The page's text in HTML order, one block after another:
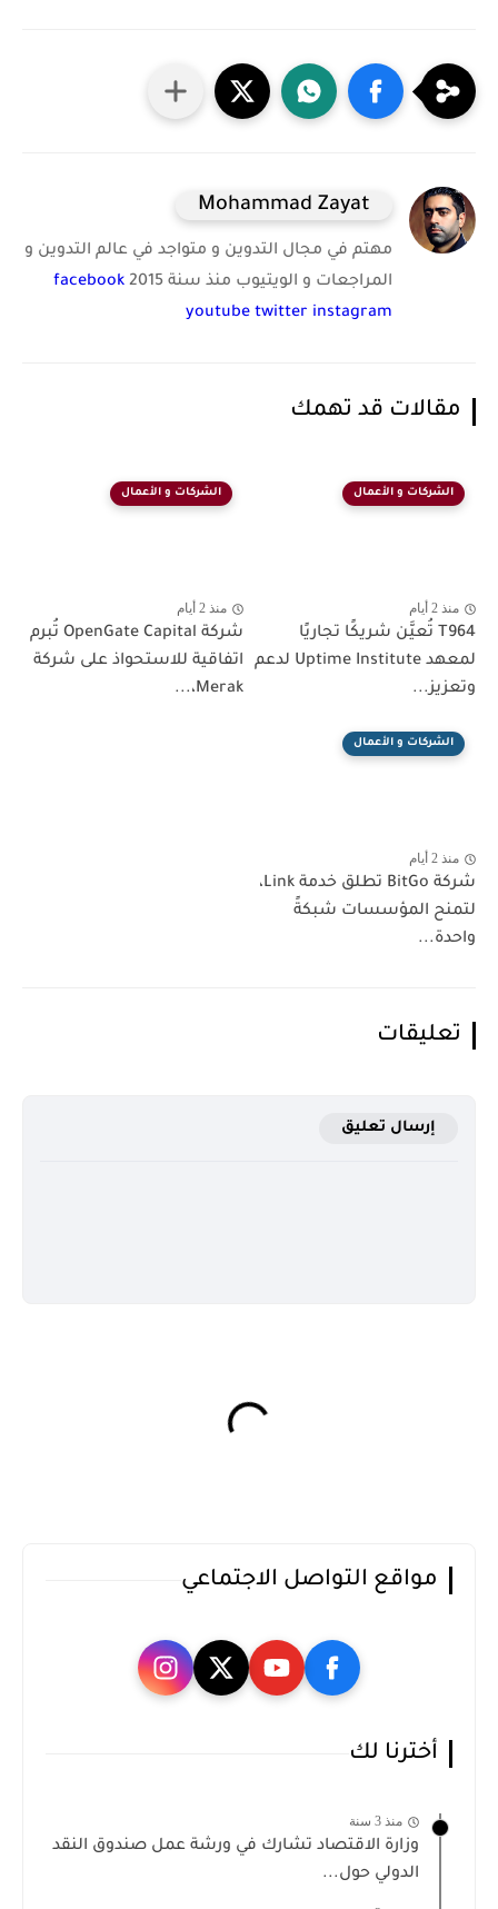
Mohammad Zayat
مهتم في مجال التدوين و متواجد في عالم التدوين و
المراجعات و الويتيوب منذ سنة 2015
facebook
youtube twitter instagram
مقالات قد تهمك
الشركات و الأعمال
منذ 2 أيام
T964 تُعيَّن شريكًا تجاريًا
لمعهد Uptime Institute لدعم
وتعزيز...
الشركات و الأعمال
منذ 2 أيام
شركة OpenGate Capital تُبرم
اتفاقية للاستحواذ على شركة
Merak،...
الشركات و الأعمال
منذ 2 أيام
شركة BitGo تطلق خدمة Link،
لتمنح المؤسسات شبكةً
واحدة...
تعليقات
إرسال تعليق
مواقع التواصل الاجتماعي
أخترنا لك
منذ 3 سنة
وزارة الاقتصاد تشارك في ورشة عمل صندوق النقد
الدولي حول...